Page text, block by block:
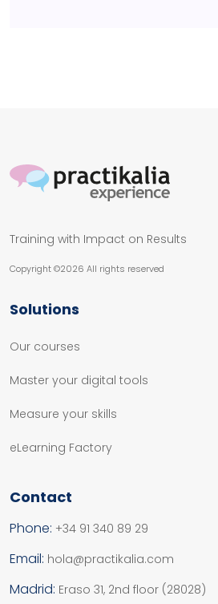
Training with Impact on Results
Copyright ©2026 All rights reserved
Solutions
Our courses
Master your digital tools
Measure your skills
eLearning Factory
Contact
Phone: +34 91 340 89 29
Email: hola@practikalia.com
Madrid: Eraso 31, 2nd floor (28028)